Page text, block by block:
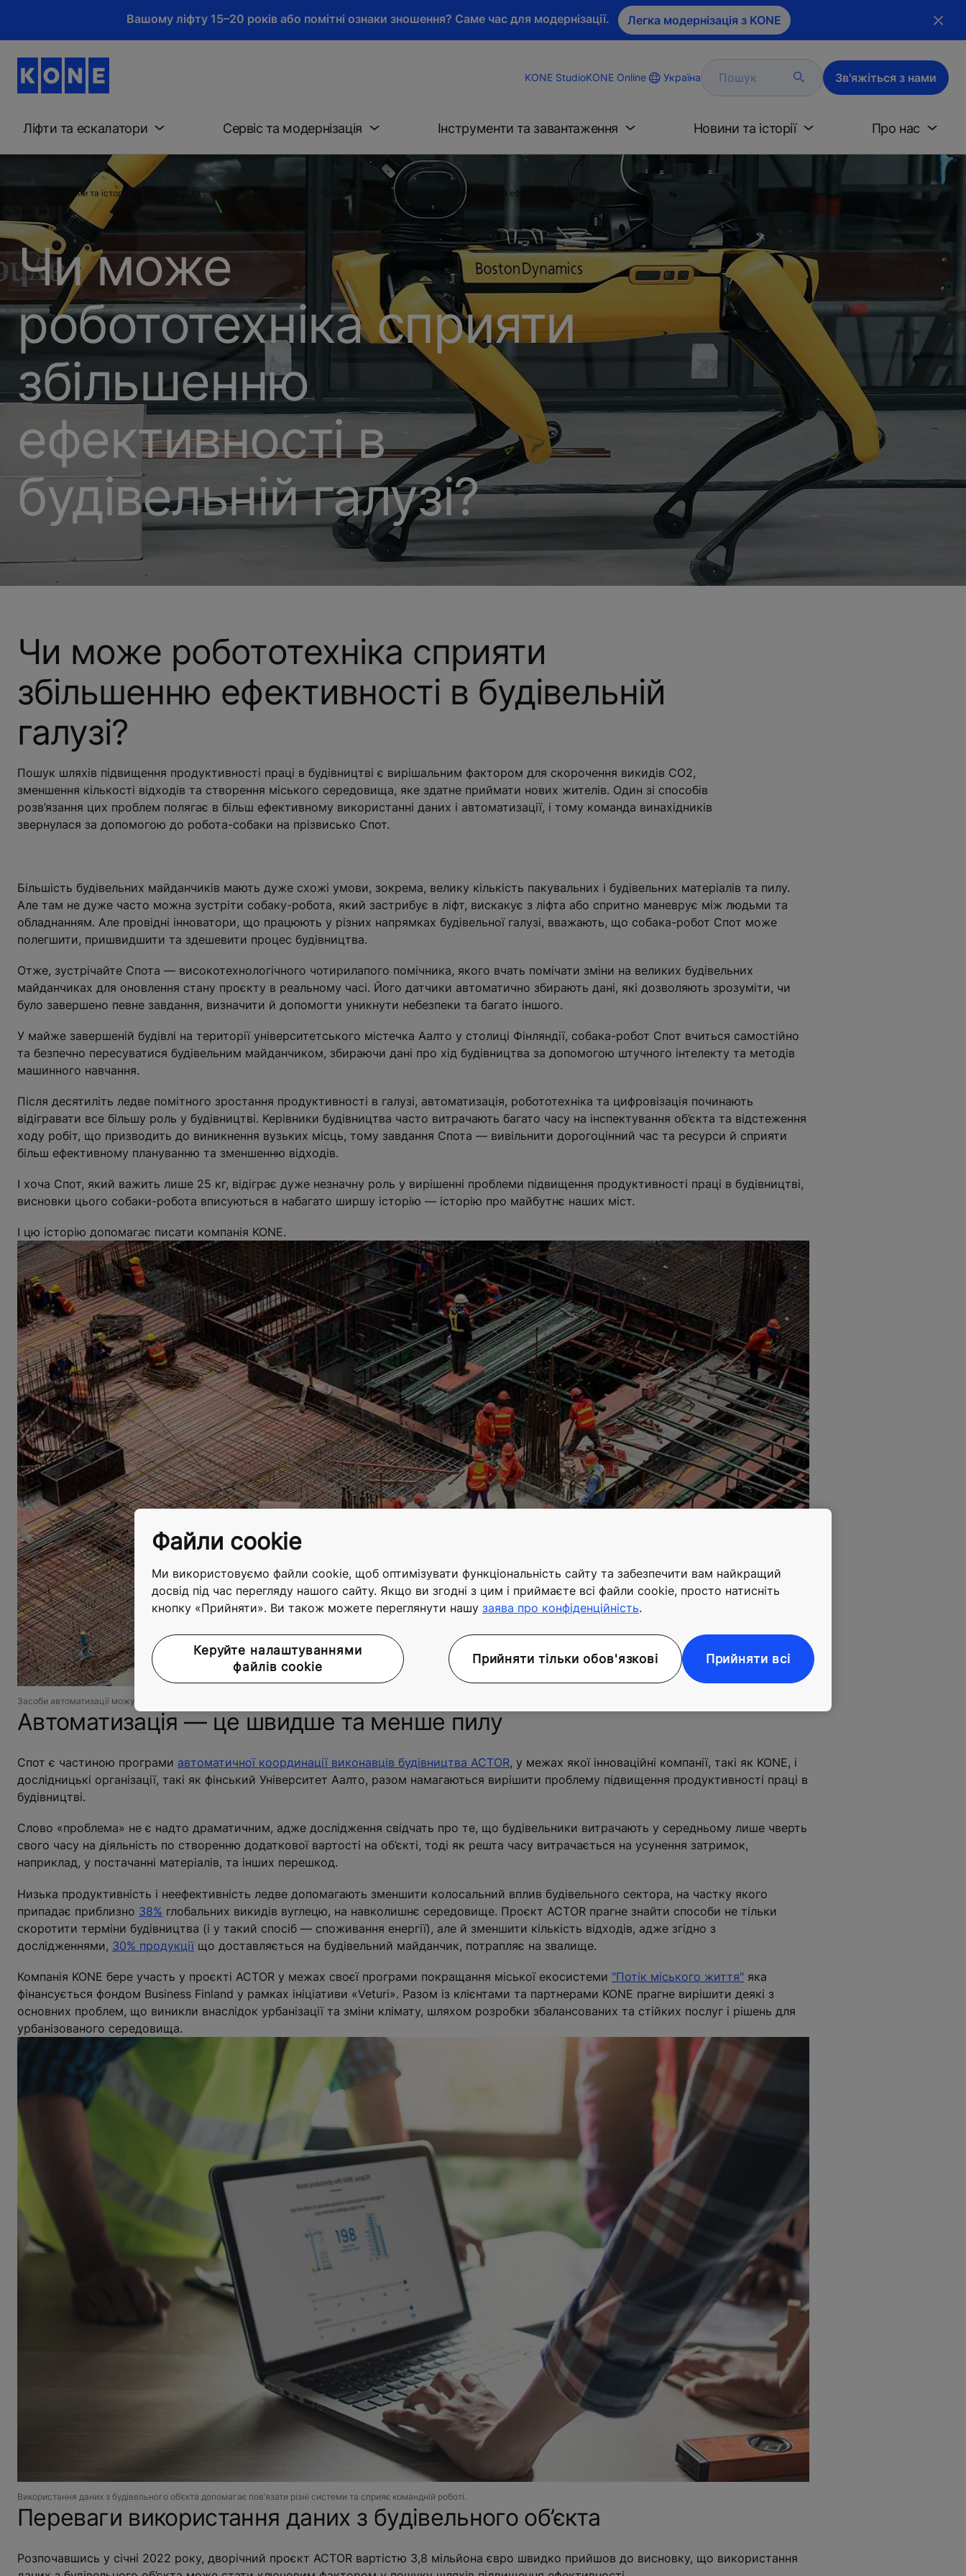
Вашому ліфту 15–20 років або помітні ознаки зношення? Саме час для модернізації. Легка модернізація з KONE
KONE StudioKONE Online Україна Пошук Зв'яжіться з нами
Ліфти та ескалатори Сервіс та модернізація Інструменти та завантаження Новини та історії Про нас
Новини та історії Публікації та статті на галузеві теми Чи може робототехніка сприяти збільшенню ефективності в будівельній галузі?
Чи може
робототехніка сприяти
збільшенню
ефективності в
будівельній галузі?
Чи може робототехніка сприяти
збільшенню ефективності в будівельній
галузі?
Пошук шляхів підвищення продуктивності праці в будівництві є вирішальним фактором для скорочення викидів CO2,
зменшення кількості відходів та створення міського середовища, яке здатне приймати нових жителів. Один зі способів
розв’язання цих проблем полягає в більш ефективному використанні даних і автоматизації, і тому команда винахідників
звернулася за допомогою до робота-собаки на прізвисько Спот.
Більшість будівельних майданчиків мають дуже схожі умови, зокрема, велику кількість пакувальних і будівельних матеріалів та пилу.
Але там не дуже часто можна зустріти собаку-робота, який застрибує в ліфт, вискакує з ліфта або спритно маневрує між людьми та
обладнанням. Але провідні інноватори, що працюють у різних напрямках будівельної галузі, вважають, що собака-робот Спот може
полегшити, пришвидшити та здешевити процес будівництва.
Отже, зустрічайте Спота — високотехнологічного чотирилапого помічника, якого вчать помічати зміни на великих будівельних
майданчиках для оновлення стану проєкту в реальному часі. Його датчики автоматично збирають дані, які дозволяють зрозуміти, чи
було завершено певне завдання, визначити й допомогти уникнути небезпеки та багато іншого.
У майже завершеній будівлі на території університетського містечка Аалто у столиці Фінляндії, собака-робот Спот вчиться самостійно
та безпечно пересуватися будівельним майданчиком, збираючи дані про хід будівництва за допомогою штучного інтелекту та методів
машинного навчання.
Після десятиліть ледве помітного зростання продуктивності в галузі, автоматизація, робототехніка та цифровізація починають
відігравати все більшу роль у будівництві. Керівники будівництва часто витрачають багато часу на інспектування об’єкта та відстеження
ходу робіт, що призводить до виникнення вузьких місць, тому завдання Спота — вивільнити дорогоцінний час та ресурси й сприяти
більш ефективному плануванню та зменшенню відходів.
І хоча Спот, який важить лише 25 кг, відіграє дуже незначну роль у вирішенні проблеми підвищення продуктивності праці в будівництві,
висновки цього собаки-робота вписуються в набагато ширшу історію — історію про майбутнє наших міст.
І цю історію допомагає писати компанія KONE.
Засоби автоматизації можуть допомогти забезпечувати наявність матеріалів у потрібному місці та в потрібний час, зменшуючи обсяги відходів на будівельних майданчиках.
Автоматизація — це швидше та менше пилу
Спот є частиною програми автоматичної координації виконавців будівництва ACTOR, у межах якої інноваційні компанії, такі як KONE, і
дослідницькі організації, такі як фінський Університет Аалто, разом намагаються вирішити проблему підвищення продуктивності праці в
будівництві.
Слово «проблема» не є надто драматичним, адже дослідження свідчать про те, що будівельники витрачають у середньому лише чверть
свого часу на діяльність по створенню додаткової вартості на об’єкті, тоді як решта часу витрачається на усунення затримок,
наприклад, у постачанні матеріалів, та інших перешкод.
Низька продуктивність і неефективність ледве допомагають зменшити колосальний вплив будівельного сектора, на частку якого
припадає приблизно 38% глобальних викидів вуглецю, на навколишнє середовище. Проєкт ACTOR прагне знайти способи не тільки
скоротити терміни будівництва (і у такий спосіб — споживання енергії), але й зменшити кількість відходів, адже згідно з
дослідженнями, 30% продукціїщо доставляється на будівельний майданчик, потрапляє на звалище.
Компанія KONE бере участь у проєкті ACTOR у межах своєї програми покращання міської екосистеми "Потік міського життя" яка
фінансується фондом Business Finland у рамках ініціативи «Veturi». Разом із клієнтами та партнерами KONE прагне вирішити деякі з
основних проблем, що виникли внаслідок урбанізації та зміни клімату, шляхом розробки збалансованих та стійких послуг і рішень для
урбанізованого середовища.
Використання даних з будівельного об’єкта допомагає пов’язати різні системи та сприяє командній роботі.
Переваги використання даних з будівельного об’єкта
Розпочавшись у січні 2022 року, дворічний проєкт ACTOR вартістю 3,8 мільйона євро швидко прийшов до висновку, що використання
Файли cookie
Ми використовуємо файли cookie, щоб оптимізувати функціональність сайту та забезпечити вам найкращий
досвід під час перегляду нашого сайту. Якщо ви згодні з цим і приймаєте всі файли cookie, просто натисніть
кнопку «Прийняти». Ви також можете переглянути нашу заява про конфіденційність.
Керуйте налаштуваннями
файлів cookie
Прийняти тільки обов'язкові Прийняти всі